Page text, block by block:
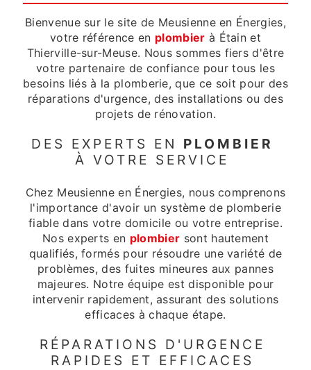
Bienvenue sur le site de Meusienne en Énergies,
votre référence en plombier à Étain et
Thierville-sur-Meuse. Nous sommes fiers d'être
votre partenaire de confiance pour tous les
besoins liés à la plomberie, que ce soit pour des
réparations d'urgence, des installations ou des
projets de rénovation.
DES EXPERTS EN PLOMBIER
À VOTRE SERVICE
Chez Meusienne en Énergies, nous comprenons
l'importance d'avoir un système de plomberie
fiable dans votre domicile ou votre entreprise.
Nos experts en plombier sont hautement
qualifiés, formés pour résoudre une variété de
problèmes, des fuites mineures aux pannes
majeures. Notre équipe est disponible pour
intervenir rapidement, assurant des solutions
efficaces à chaque étape.
RÉPARATIONS D'URGENCE
RAPIDES ET EFFICACES